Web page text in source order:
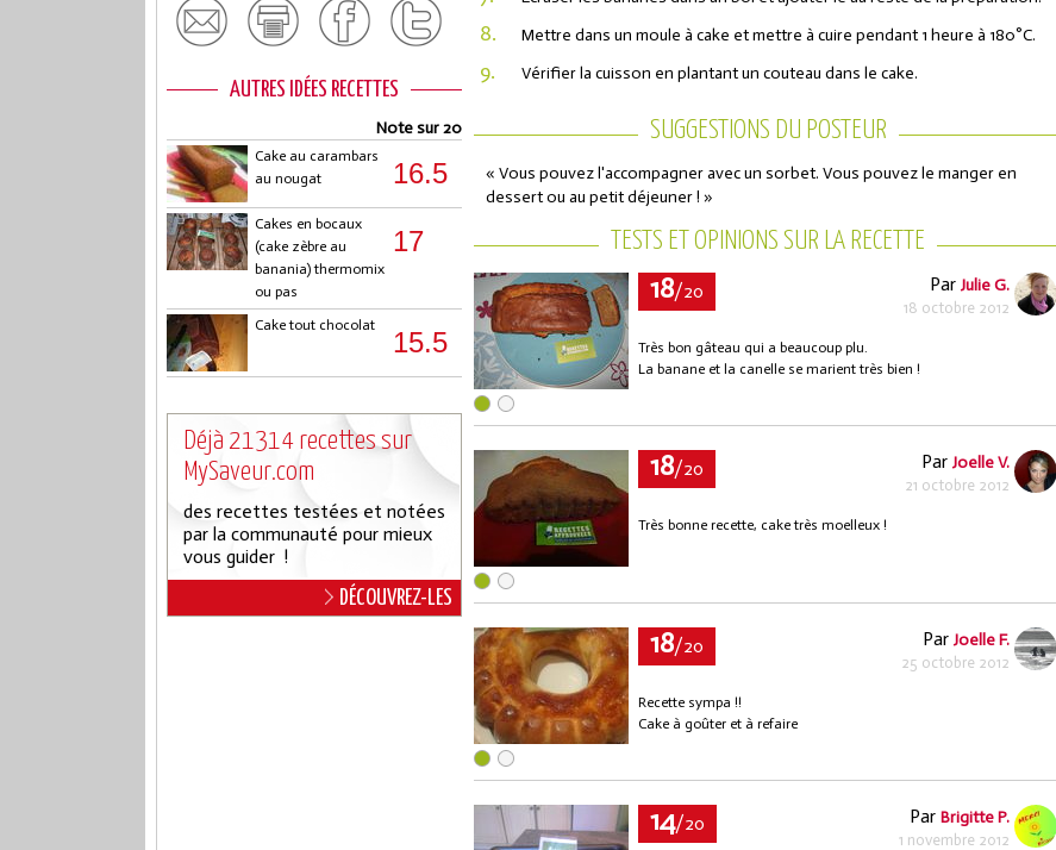
AUTRES IDÉES RECETTES
Note sur 20
Cake au carambars
au nougat
16.5
Cakes en bocaux
(cake zèbre au
banania) thermomix
ou pas
17
Cake tout chocolat
15.5
Déjà 21314 recettes sur
MySaveur.com
des recettes testées et notées
par la communauté pour mieux
vous guider !
DÉCOUVREZ-LES
8. Mettre dans un moule à cake et mettre à cuire pendant 1 heure à 180°C.
9. Vérifier la cuisson en plantant un couteau dans le cake.
SUGGESTIONS DU POSTEUR
« Vous pouvez l'accompagner avec un sorbet. Vous pouvez le manger en
dessert ou au petit déjeuner ! »
TESTS ET OPINIONS SUR LA RECETTE
18/20 Par Julie G.
18 octobre 2012
Très bon gâteau qui a beaucoup plu.
La banane et la canelle se marient très bien !
18/20 Par Joelle V.
21 octobre 2012
Très bonne recette, cake très moelleux !
18/20 Par Joelle F.
25 octobre 2012
Recette sympa !!
Cake à goûter et à refaire
14/20 Par Brigitte P.
1 novembre 2012